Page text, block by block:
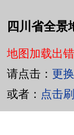
四川省全景
地图加载出错
请点击： 更
或者： 点击